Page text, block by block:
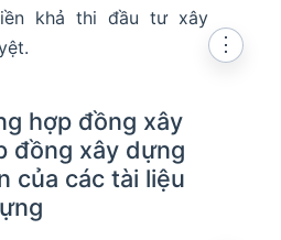
khả thi đầu tư xây
hợp đồng xây
đồng xây dựng
của các tài liệu
⋮